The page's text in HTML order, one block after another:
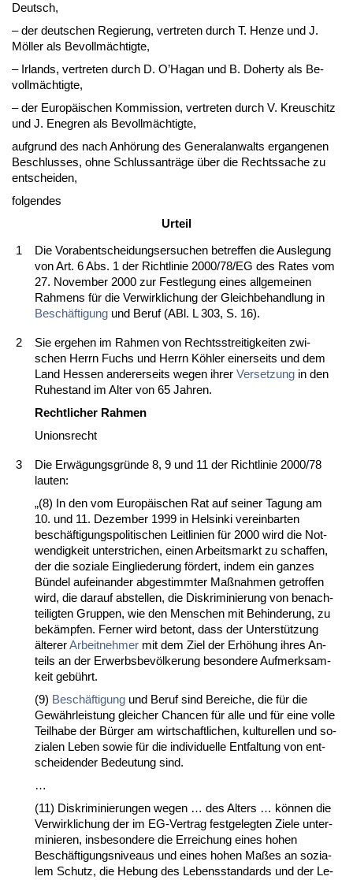
Deutsch,
– der deut­schen Re­gie­rung, ver­tre­ten durch T. Hen­ze und J.
Möller als Be­vollmäch­tig­te,
– Ir­lands, ver­tre­ten durch D. O’Ha­gan und B. Doh­er­ty als Be­
vollmäch­tig­te,
– der Eu­ropäischen Kom­mis­si­on, ver­tre­ten durch V. Kreu­schitz
und J. En­e­gren als Be­vollmäch­tig­te,
auf­grund des nach Anhörung des Ge­ne­ral­an­walts er­gan­ge­nen
Be­schlus­ses, oh­ne Schluss­anträge über die Rechts­sa­che zu
ent­schei­den,
fol­gen­des
Ur­teil
1
Die Vor­ab­ent­schei­dungs­er­su­chen be­tref­fen die Aus­le­gung
von Art. 6 Abs. 1 der Richt­li­nie 2000/78/EG des Ra­tes vom
27. No­vem­ber 2000 zur Fest­le­gung ei­nes all­ge­mei­nen
Rah­mens für die Ver­wirk­li­chung der Gleich­be­hand­lung in
Beschäfti­gung und Be­ruf (ABl. L 303, S. 16).
2
Sie er­ge­hen im Rah­men von Rechts­strei­tig­kei­ten zwi­
schen Herrn Fuchs und Herrn Köhler ei­ner­seits und dem
Land Hes­sen an­de­rer­seits we­gen ih­rer Ver­set­zung in den
Ru­he­stand im Al­ter von 65 Jah­ren.
Recht­li­cher Rah­men
Uni­ons­recht
3
Die Erwägungs­gründe 8, 9 und 11 der Richt­li­nie 2000/78
lau­ten:
„(8) In den vom Eu­ropäischen Rat auf sei­ner Ta­gung am
10. und 11. De­zem­ber 1999 in Hel­sin­ki ver­ein­bar­ten
beschäfti­gungs­po­li­ti­schen Leit­li­ni­en für 2000 wird die Not­
wen­dig­keit un­ter­stri­chen, ei­nen Ar­beits­markt zu schaf­fen,
der die so­zia­le Ein­glie­de­rung fördert, in­dem ein gan­zes
Bündel auf­ein­an­der ab­ge­stimm­ter Maßnah­men ge­trof­fen
wird, die dar­auf ab­stel­len, die Dis­kri­mi­nie­rung von be­nach­
tei­lig­ten Grup­pen, wie den Men­schen mit Be­hin­de­rung, zu
bekämp­fen. Fer­ner wird be­tont, dass der Un­terstützung
älte­rerAr­beit­neh­mer mit dem Ziel der Erhöhung ih­res An­
teils an der Er­werbs­bevölke­rung be­son­de­re Auf­merk­sam­
keit gebührt.
(9) Beschäfti­gung und Be­ruf sind Be­rei­che, die für die
Gewähr­leis­tung glei­cher Chan­cen für al­le und für ei­ne vol­le
Teil­ha­be der Bürger am wirt­schaft­li­chen, kul­tu­rel­len und so­
zia­len Le­ben so­wie für die in­di­vi­du­el­le Ent­fal­tung von ent­
schei­den­der Be­deu­tung sind.
…
(11) Dis­kri­mi­nie­run­gen we­gen … des Al­ters … können die
Ver­wirk­li­chung der im EG-Ver­trag fest­ge­leg­ten Zie­le un­ter­
mi­nie­ren, ins­be­son­de­re die Er­rei­chung ei­nes ho­hen
Beschäfti­gungs­ni­veaus und ei­nes ho­hen Maßes an so­zia­
lem Schutz, die He­bung des Le­bens­stan­dards und der Le­